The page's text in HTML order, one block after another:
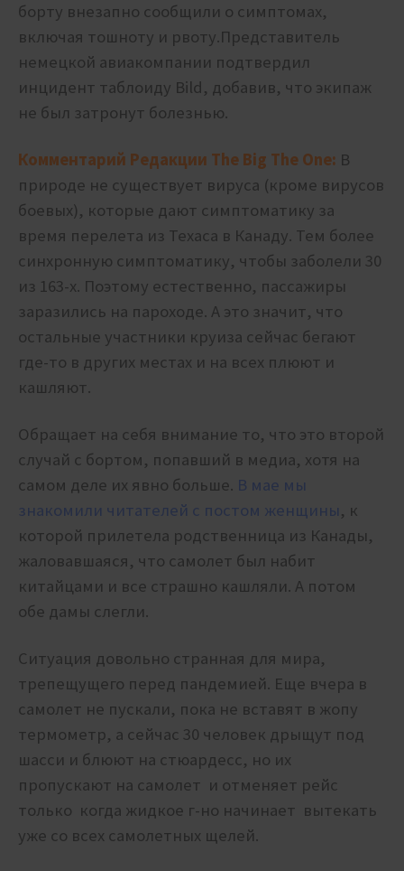
борту внезапно сообщили о симптомах,
включая тошноту и рвоту.Представитель
немецкой авиакомпании подтвердил
инцидент таблоиду Bild, добавив, что экипаж
не был затронут болезнью.
Комментарий Редакции The Big The One: В
природе не существует вируса (кроме вирусов
боевых), которые дают симптоматику за
время перелета из Техаса в Канаду. Тем более
синхронную симптоматику, чтобы заболели 30
из 163-х. Поэтому естественно, пассажиры
заразились на пароходе. А это значит, что
остальные участники круиза сейчас бегают
где-то в других местах и на всех плюют и
кашляют.
Обращает на себя внимание то, что это второй
случай с бортом, попавший в медиа, хотя на
самом деле их явно больше. В мае мы
знакомили читателей с постом женщины, к
которой прилетела родственница из Канады,
жаловавшаяся, что самолет был набит
китайцами и все страшно кашляли. А потом
обе дамы слегли.
Ситуация довольно странная для мира,
трепещущего перед пандемией. Еще вчера в
самолет не пускали, пока не вставят в жопу
термометр, а сейчас 30 человек дрыщут под
шасси и блюют на стюардесс, но их
пропускают на самолет и отменяет рейс
только когда жидкое г-но начинает вытекать
уже со всех самолетных щелей.